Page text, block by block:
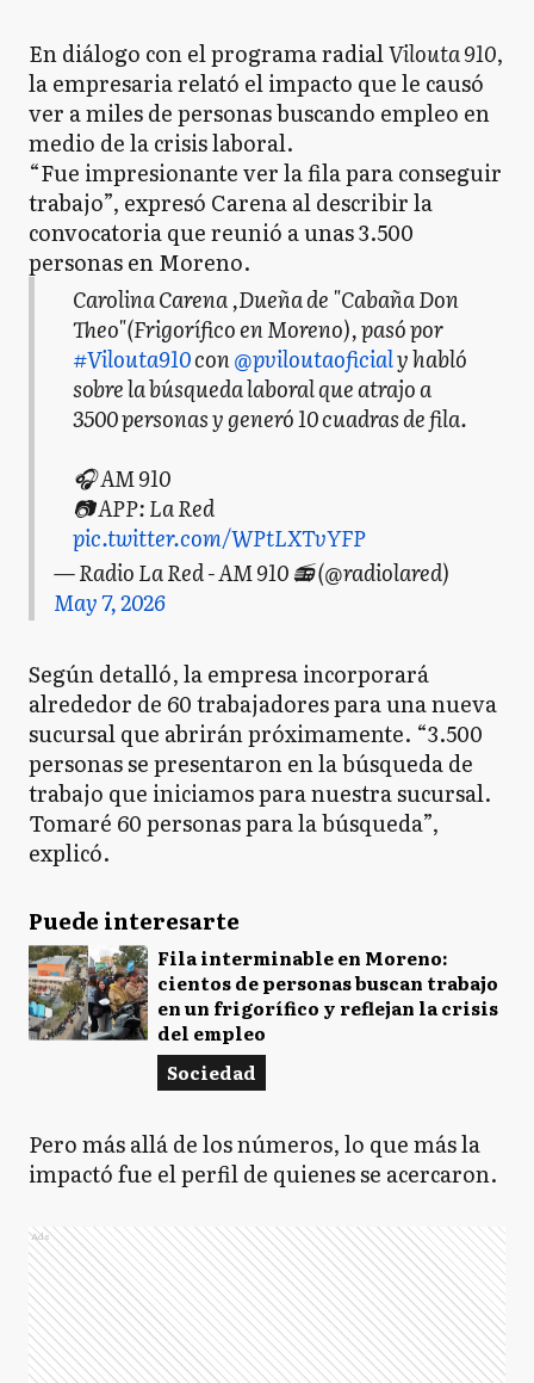
En diálogo con el programa radialVilouta 910,
la empresaria relató el impacto que le causó
ver a miles de personas buscando empleo en
medio de la crisis laboral.
“Fue impresionante ver la fila para conseguir
trabajo”, expresó Carena al describir la
convocatoria que reunió a unas 3.500
personas en Moreno.
Carolina Carena ,Dueña de "Cabaña Don
Theo"(Frigorífico en Moreno), pasó por
#Vilouta910con@pviloutaoficialy habló
sobre la búsqueda laboral que atrajo a
3500 personas y generó 10 cuadras de fila.
🎧 AM 910
📷 APP: La Red
pic.twitter.com/WPtLXTvYFP
— Radio La Red - AM 910 📻 (@radiolared)
May 7, 2026
Según detalló, la empresa incorporará
alrededor de 60 trabajadores para una nueva
sucursal que abrirán próximamente. “3.500
personas se presentaron en la búsqueda de
trabajo que iniciamos para nuestra sucursal.
Tomaré 60 personas para la búsqueda”,
explicó.
Puede interesarte
Fila interminable en Moreno:
cientos de personas buscan trabajo
en un frigorífico y reflejan la crisis
del empleo
Sociedad
Pero más allá de los números, lo que más la
impactó fue el perfil de quienes se acercaron.
Ads